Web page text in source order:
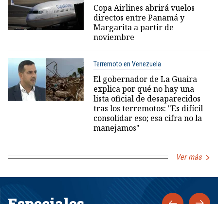
Copa Airlines abrirá vuelos
directos entre Panamá y
Margarita a partir de
noviembre
Terremoto en Venezuela
El gobernador de La Guaira
explica por qué no hay una
lista oficial de desaparecidos
tras los terremotos: "Es difícil
consolidar eso; esa cifra no la
manejamos"
Ver más